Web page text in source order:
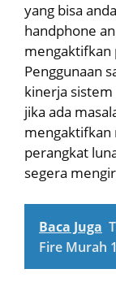
yang bisa
handphone
mengaktifkan
Penggunaan
kinerja
jika ada
mengaktifkan
perangkat
segera
Baca Juga
Fire Murah